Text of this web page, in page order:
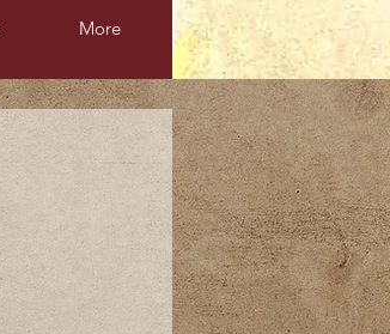
More